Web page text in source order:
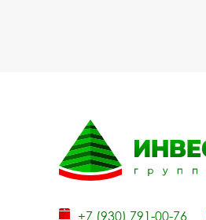
+7 (930) 791-00-76